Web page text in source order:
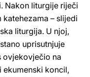
Nakon liturgije riječi
– slijedi
liturgija. U njoj,
uprisutnjuje
ovjekovječio na
koncil,